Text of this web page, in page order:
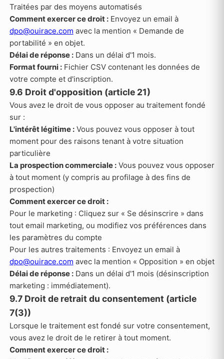
Traitées par des moyens automatisés
Comment exercer ce droit :Envoyez un email à
dpo@ouirace.com avec la mention « Demande de
portabilité » en objet.
Délai de réponse :Dans un délai d'1 mois.
Format fourni :Fichier CSV contenant les données de
votre compte et d'inscription.
9.6 Droit d'opposition (article 21)
Vous avez le droit de vous opposer au traitement fondé
sur :
L'intérêt légitime :Vous pouvez vous opposer à tout
moment pour des raisons tenant à votre situation
particulière
La prospection commerciale :Vous pouvez vous opposer
à tout moment (y compris au profilage à des fins de
prospection)
Comment exercer ce droit :
Pour le marketing : Cliquez sur « Se désinscrire » dans
tout email marketing, ou modifiez vos préférences dans
les paramètres du compte
Pour les autres traitements : Envoyez un email à
dpo@ouirace.com avec la mention « Opposition » en objet
Délai de réponse :Dans un délai d'1 mois (désinscription
marketing : immédiatement).
9.7 Droit de retrait du consentement (article
7(3))
Lorsque le traitement est fondé sur votre consentement,
vous avez le droit de le retirer à tout moment.
Comment exercer ce droit :